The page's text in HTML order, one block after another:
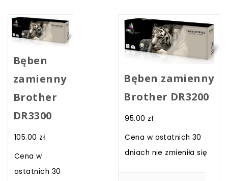
Bęben
zamienny
Brother
DR3300
105.00 zł
Cena w
ostatnich 30
Bęben zamienny
Brother DR3200
95.00 zł
Cena w ostatnich 30
dniach nie zmieniła się